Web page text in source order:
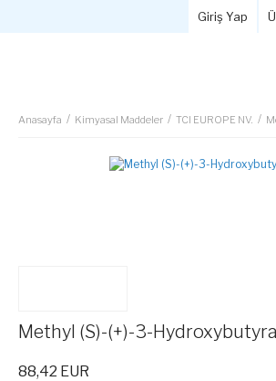
Giriş Yap
Anasayfa Kimyasal Maddeler TCI EUROPE NV.
Methyl (S)-(+)-3-
88,42 EUR